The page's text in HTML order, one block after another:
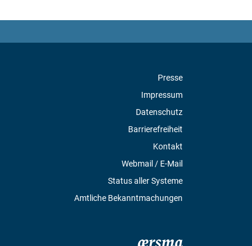
Presse
Impressum
Datenschutz
Barrierefreiheit
Kontakt
Webmail / E-Mail
Status aller Systeme
Amtliche Bekanntmachungen